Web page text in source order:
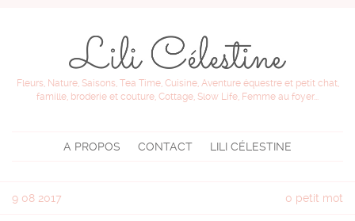
Fleurs, Nature, Saisons, Tea Time, Cuisine, Aventure équestre et petit chat,
famille, broderie et couture, Cottage, Slow Life, Femme au foyer...
A PROPOS CONTACT LILI CÉLESTINE
9 08 2017 0 petit mot